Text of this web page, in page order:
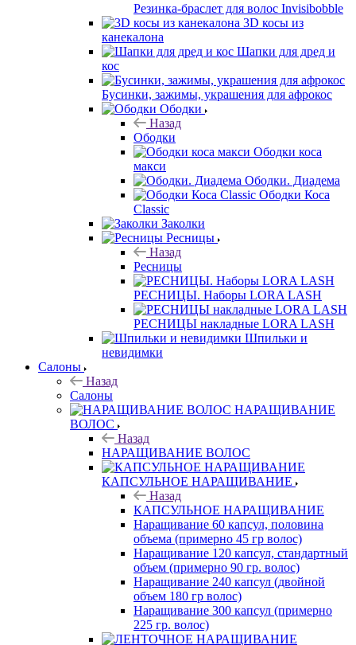
Резинка-браслет для волос Invisibobble
3D косы из
канекалона
Шапки для дред и
кос
Бусинки, зажимы, украшения для афрокос
Ободки
Назад
Ободки
Ободки коса
макси
Ободки. Диадема
Ободки Коса
Classic
Заколки
Ресницы
Назад
Ресницы
РЕСНИЦЫ. Наборы LORA LASH
РЕСНИЦЫ накладные LORA LASH
Шпильки и
невидимки
Салоны
Назад
Салоны
НАРАЩИВАНИЕ
ВОЛОС
Назад
НАРАЩИВАНИЕ ВОЛОС
КАПСУЛЬНОЕ НАРАЩИВАНИЕ
Назад
КАПСУЛЬНОЕ НАРАЩИВАНИЕ
Наращивание 60 капсул, половина
объема (примерно 45 гр волос)
Наращивание 120 капсул, стандартный
объем (примерно 90 гр. волос)
Наращивание 240 капсул (двойной
объем 180 гр волос)
Наращивание 300 капсул (примерно
225 гр. волос)